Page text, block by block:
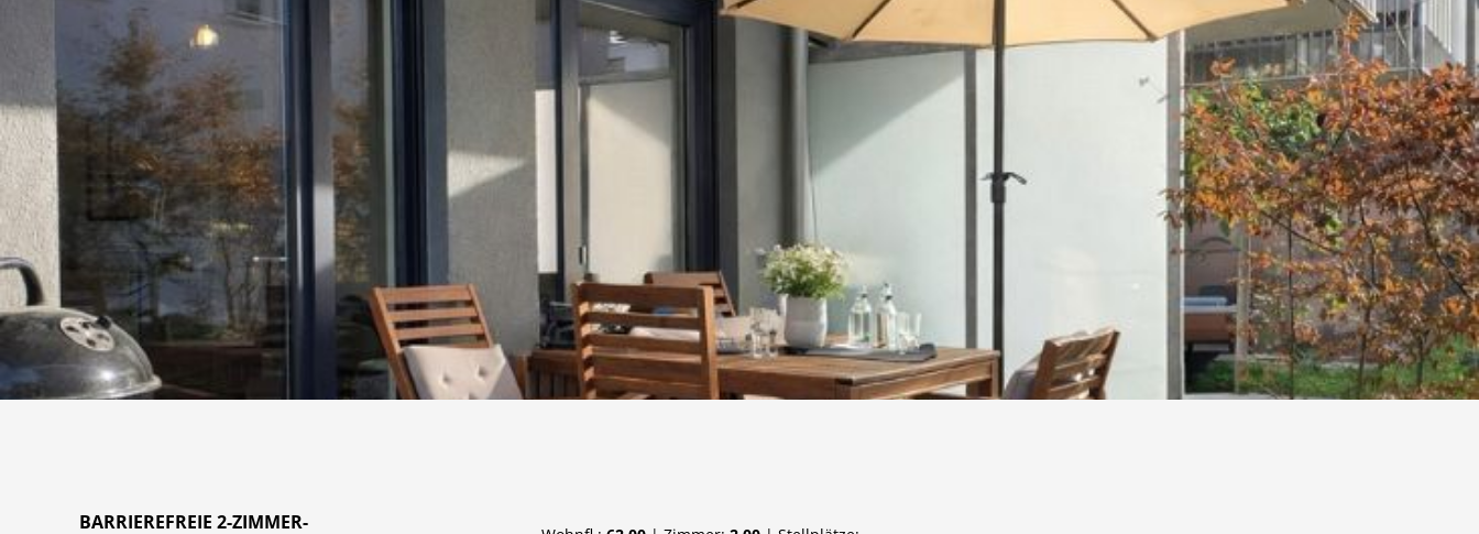
BARRIEREFREIE 2-ZIMMER-